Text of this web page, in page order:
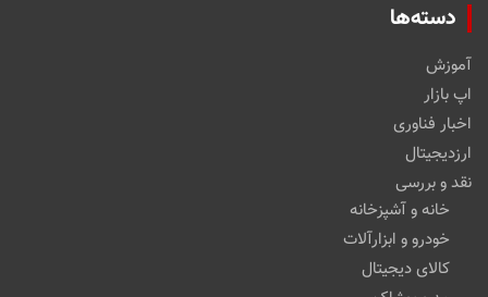
دسته‌ها
آموزش
اپ بازار
اخبار فناوری
ارزدیجیتال
نقد و بررسی
خانه و آشپزخانه
خودرو و ابزارآلات
کالای دیجیتال